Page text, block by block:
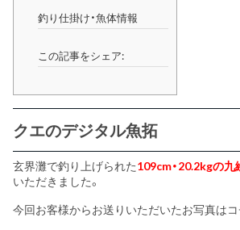
釣り仕掛け・魚体情報
この記事をシェア:
クエのデジタル魚拓
玄界灘で釣り上げられた109cm・20.2kgの九
いただきました。
今回お客様からお送りいただいたお写真はコ